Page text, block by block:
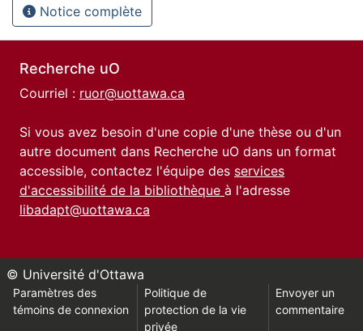
Notice complète
Recherche uO
Courriel : ruor@uottawa.ca
Si vous avez besoin d'une copie d'une thèse ou d'un
autre document dans Recherche uO dans un format
accessible, contactez l'équipe des services
d'accessibilité de la bibliothèque à l'adresse
libadapt@uottawa.ca
© Université d'Ottawa
Paramètres des
témoins de connexion
Politique de
protection de la vie
privée
Envoyer un
commentaire